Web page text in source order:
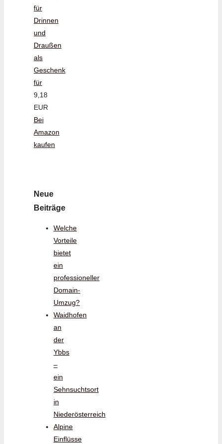
für
Drinnen
und
Draußen
als
Geschenk
für
9,18
EUR
Bei
Amazon
kaufen
Neue
Beiträge
Welche
Vorteile
bietet
ein
professioneller
Domain-
Umzug?
Waidhofen
an
der
Ybbs
–
ein
Sehnsuchtsort
in
Niederösterreich
Alpine
Einflüsse